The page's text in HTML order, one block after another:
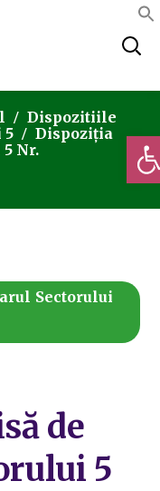
Dispozitiile
5
Dispoziția
Nr.
Sectorului
de
5